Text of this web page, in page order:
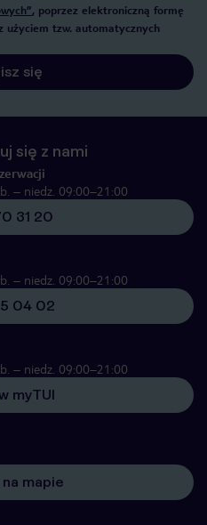
, poprzez elektroniczną formę
użyciem tzw. automatycznych
się
się z nami
– niedz. 09:00–21:00
31 20
– niedz. 09:00–21:00
04 02
– niedz. 09:00–21:00
myTUI
mapie